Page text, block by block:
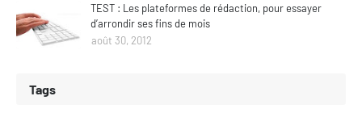
TEST : Les plateformes de rédaction, pour essayer
d’arrondir ses fins de mois
août 30, 2012
Tags